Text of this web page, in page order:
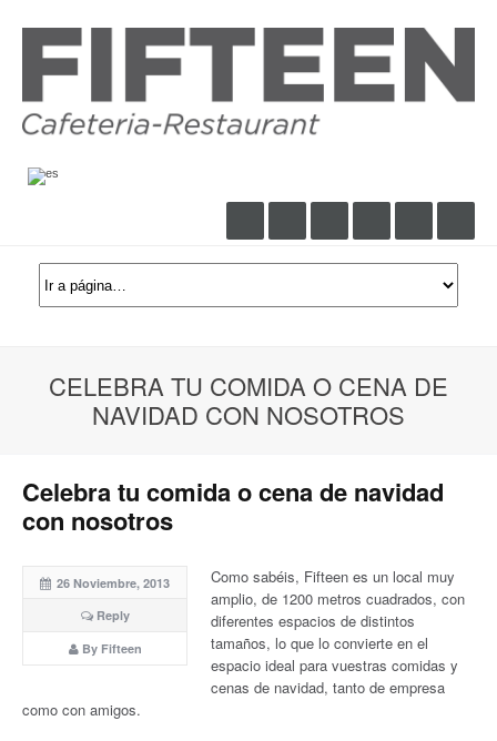
CELEBRA TU COMIDA O CENA DE
NAVIDAD CON NOSOTROS
Celebra tu comida o cena de navidad
con nosotros
26 Noviembre, 2013
Reply
By Fifteen
Como sabéis, Fifteen es un local muy
amplio, de 1200 metros cuadrados, con
diferentes espacios de distintos
tamaños, lo que lo convierte en el
espacio ideal para vuestras comidas y
cenas de navidad, tanto de empresa
como con amigos.